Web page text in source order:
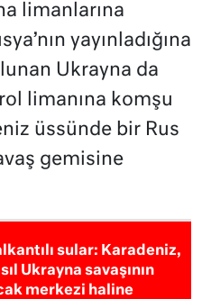
limanlarına
yayınladığına
Ukrayna da
limanına komşu
üssünde bir Rus
gemisine
sular: Karadeniz,
Ukrayna savaşının
merkezi haline